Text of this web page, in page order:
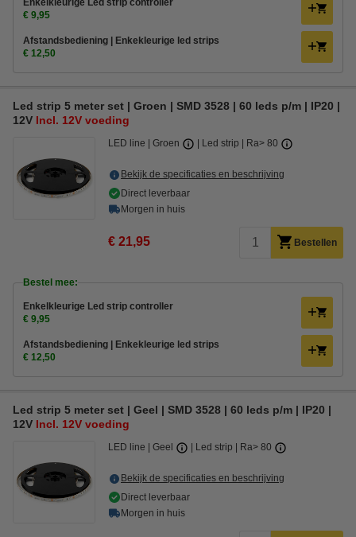
Enkelkleurige Led strip controller
€ 9,95
Afstandsbediening | Enkekleurige led strips
€ 12,50
Led strip 5 meter set | Groen | SMD 3528 | 60 leds p/m | IP20 |
12V Incl. 12V voeding
LED line Groen Led strip Ra> 80
Bekijk de specificaties en beschrijving
Direct leverbaar
Morgen in huis
€ 21,95 Bestellen
Bestel mee:
Enkelkleurige Led strip controller
€ 9,95
Afstandsbediening | Enkekleurige led strips
€ 12,50
Led strip 5 meter set | Geel | SMD 3528 | 60 leds p/m | IP20 |
12V Incl. 12V voeding
LED line Geel Led strip Ra> 80
Bekijk de specificaties en beschrijving
Direct leverbaar
Morgen in huis